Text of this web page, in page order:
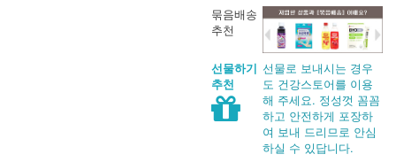
묶음배송
추천
선물하기
추천
선물로 보내시는 경우
도 건강스토어를 이용
해 주세요. 정성껏 꼼꼼
하고 안전하게 포장하
여 보내 드리므로 안심
하실 수 있답니다.